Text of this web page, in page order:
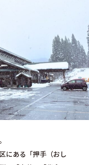
にある「押手（おし